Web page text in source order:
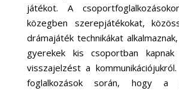
játékot. A
közegben szerepjátékokat,
drámajáték technikákat
gyerekek kis csoportban kapnak
visszajelzést a
foglalkozások során, hogy a